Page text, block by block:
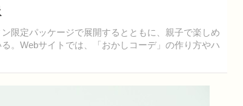
限定パッケージで展開するとともに、親子で楽しめ
。Webサイトでは、「おかしコーデ」の作り方やハ